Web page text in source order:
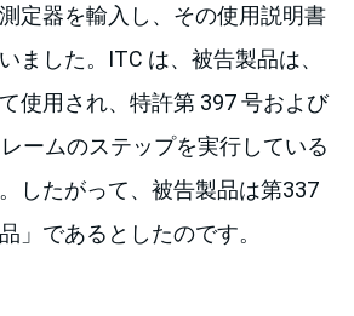
定器を輸入し、その使用説明書
ました。ITC は、被告製品は、
使用され、特許第 397 号および
ームのステップを実行している
したがって、被告製品は第337
」であるとしたのです。